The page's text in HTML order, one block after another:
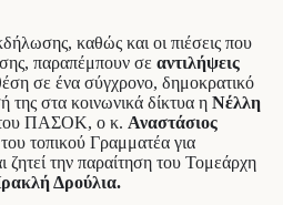
καθώς και οι πιέσεις που
παραπέμπουν σε αντιλήψεις
σε ένα σύγχρονο, δημοκρατικό
στα κοινωνικά δίκτυα η Νέλλη
του ΠΑΣΟΚ, ο κ. Αναστάσιος
τοπικού Γραμματέα για
την παραίτηση του Τομεάρχη
Δρούλια.